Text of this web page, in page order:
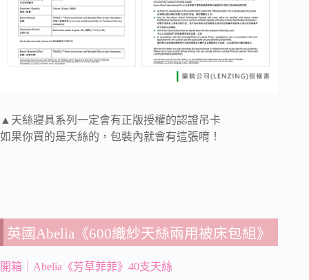
▲天絲寢具系列一定會有正版授權的認證吊卡
如果你買的是天絲的，包裝內就會有這張唷！
英國Abelia《600織紗天絲兩用被床包組》
開箱｜Abelia《芳草菲菲》40支天絲